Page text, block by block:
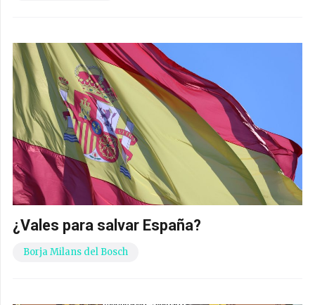
¿Vales para salvar España?
Borja Milans del Bosch